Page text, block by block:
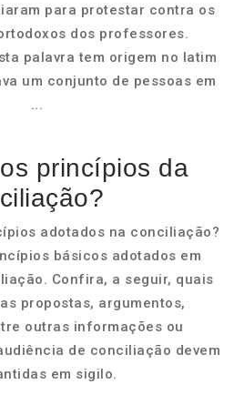
para protestar contra os
dos professores.
palavra tem origem no latim
um conjunto de pessoas em
...
princípios da
adotados na conciliação?
básicos adotados em
Confira, a seguir, quais
propostas, argumentos,
outras informações ou
de conciliação devem
em sigilo.